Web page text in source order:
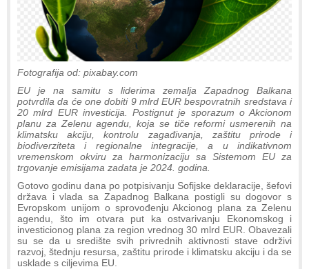
Fotografija od: pixabay.com
EU je na samitu s liderima zemalja Zapadnog Balkana
potvrdila da će one dobiti 9 mlrd EUR bespovratnih sredstava i
20 mlrd EUR investicija. Postignut je sporazum o Akcionom
planu za Zelenu agendu, koja se tiče reformi usmerenih na
klimatsku akciju, kontrolu zagađivanja, zaštitu prirode i
biodiverziteta i regionalne integracije, a u indikativnom
vremenskom okviru za harmonizaciju sa Sistemom EU za
trgovanje emisijama zadata je 2024. godina.
Gotovo godinu dana po potpisivanju Sofijske deklaracije, šefovi
država i vlada sa Zapadnog Balkana postigli su dogovor s
Evropskom unijom o sprovođenju Akcionog plana za Zelenu
agendu, što im otvara put ka ostvarivanju Ekonomskog i
investicionog plana za region vrednog 30 mlrd EUR. Obavezali
su se da u središte svih privrednih aktivnosti stave održivi
razvoj, štednju resursa, zaštitu prirode i klimatsku akciju i da se
usklade s ciljevima EU.